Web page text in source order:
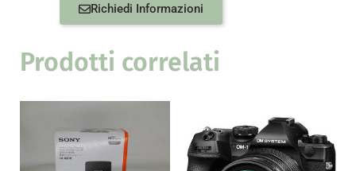
Richiedi Informazioni
Prodotti correlati